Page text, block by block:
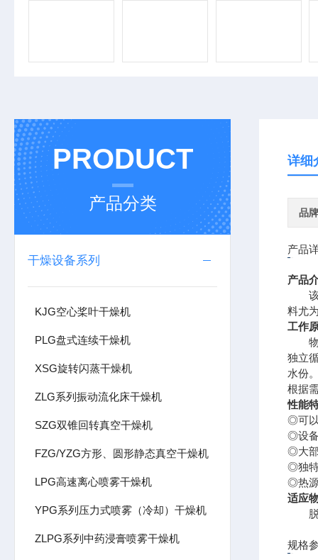
PRODUCT
产品分类
干燥设备系列
KJG空心桨叶干燥机
PLG盘式连续干燥机
XSG旋转闪蒸干燥机
ZLG系列振动流化床干燥机
SZG双锥回转真空干燥机
FZG/YZG方形、圆形静态真空干燥机
LPG高速离心喷雾干燥机
YPG系列压力式喷雾（冷却）干燥机
ZLPG系列中药浸膏喷雾干燥机
详细
品牌
产品
产品
该机
料尤
工作
物料
独立
水份
根据
性能
◎可以
◎设备
◎大部
◎独特
◎热源
适应
脱水
规格